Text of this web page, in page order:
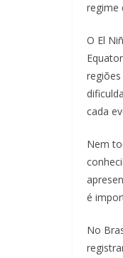
regime
O El
cada
Nem
é
No